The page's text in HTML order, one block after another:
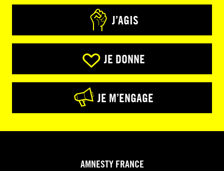
J’AGIS
JE DONNE
JE M’ENGAGE
AMNESTY FRANCE